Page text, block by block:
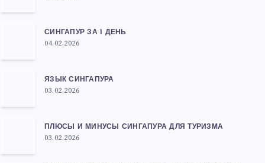
СИНГАПУР ЗА 1 ДЕНЬ
04.02.2026
ЯЗЫК СИНГАПУРА
03.02.2026
ПЛЮСЫ И МИНУСЫ СИНГАПУРА ДЛЯ ТУРИЗМА
03.02.2026